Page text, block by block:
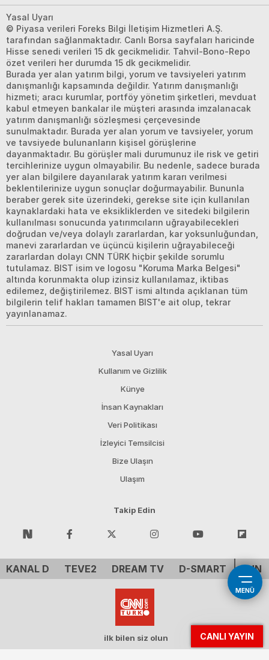
MENÜ
CANLI YAYIN
Yasal Uyarı
© Piyasa verileri Foreks Bilgi İletişim Hizmetleri A.Ş.
tarafından sağlanmaktadır. Canlı Borsa sayfaları haricinde
Hisse senedi verileri 15 dk gecikmelidir. Tahvil-Bono-Repo
özet verileri her durumda 15 dk gecikmelidir.
Burada yer alan yatırım bilgi, yorum ve tavsiyeleri yatırım
danışmanlığı kapsamında değildir. Yatırım danışmanlığı
hizmeti; aracı kurumlar, portföy yönetim şirketleri, mevduat
kabul etmeyen bankalar ile müşteri arasında imzalanacak
yatırım danışmanlığı sözleşmesi çerçevesinde
sunulmaktadır. Burada yer alan yorum ve tavsiyeler, yorum
ve tavsiyede bulunanların kişisel görüşlerine
dayanmaktadır. Bu görüşler mali durumunuz ile risk ve getiri
tercihlerinize uygun olmayabilir. Bu nedenle, sadece burada
yer alan bilgilere dayanılarak yatırım kararı verilmesi
beklentilerinize uygun sonuçlar doğurmayabilir. Bununla
beraber gerek site üzerindeki, gerekse site için kullanılan
kaynaklardaki hata ve eksikliklerden ve sitedeki bilgilerin
kullanılması sonucunda yatırımcıların uğrayabilecekleri
doğrudan ve/veya dolaylı zararlardan, kar yoksunluğundan,
manevi zararlardan ve üçüncü kişilerin uğrayabileceği
zararlardan dolayı CNN TÜRK hiçbir şekilde sorumlu
tutulamaz. BIST isim ve logosu "Koruma Marka Belgesi"
altında korunmakta olup izinsiz kullanılamaz, iktibas
edilemez, değiştirilemez. BIST ismi altında açıklanan tüm
bilgilerin telif hakları tamamen BIST'e ait olup, tekrar
yayınlanamaz.
Yasal Uyarı
Kullanım ve Gizlilik
Künye
İnsan Kaynakları
Veri Politikası
İzleyici Temsilcisi
Bize Ulaşın
Ulaşım
Takip Edin
KANAL D TEVE2 DREAM TV D-SMART CNN
ilk bilen siz olun